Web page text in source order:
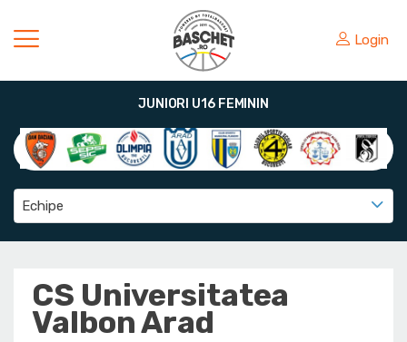
Login
JUNIORI U16 FEMININ
Echipe
CS Universitatea
Valbon Arad